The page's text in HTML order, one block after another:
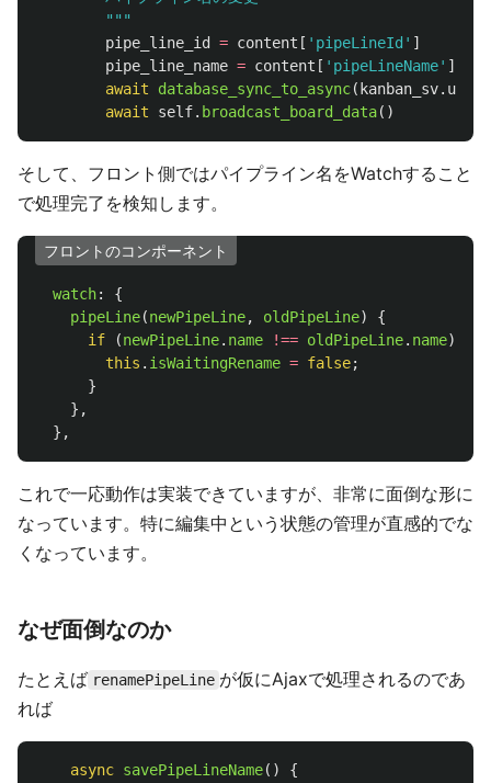
"""
pipe_line_id
= content [ ' pipeLineId ' ]
pipe_line_name = content [ ' pipeLineName' ]
await
database_sync_to_async( kanban_sv.
await
self. broadcast_board_data()
そして、フロント側ではパイプライン名をWatchすること
で処理完了を検知します。
フロントのコンポーネント
watch:
{
pipeLine(newPipeLine, oldPipeLine)
{
if
(newPipeLine. name !== oldPipeLine. name)
this . isWaitingRename = false;
}
},
},
これで一応動作は実装できていますが、非常に面倒な形に
なっています。特に編集中という状態の管理が直感的でな
くなっています。
なぜ面倒なのか
たとえば renamePipeLine が仮にAjaxで処理されるのであ
れば
async savePipeLineName()
{